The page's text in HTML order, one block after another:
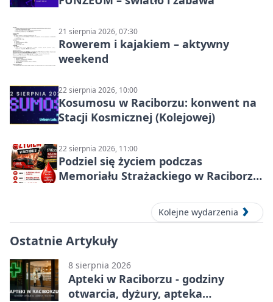
21 sierpnia 2026, 07:30
Rowerem i kajakiem – aktywny
weekend
22 sierpnia 2026, 10:00
Kosumosu w Raciborzu: konwent na
Stacji Kosmicznej (Kolejowej)
22 sierpnia 2026, 11:00
Podziel się życiem podczas
Memoriału Strażackiego w Raciborzu
Kolejne wydarzenia
Ostatnie Artykuły
8 sierpnia 2026
Apteki w Raciborzu - godziny
otwarcia, dyżury, apteka